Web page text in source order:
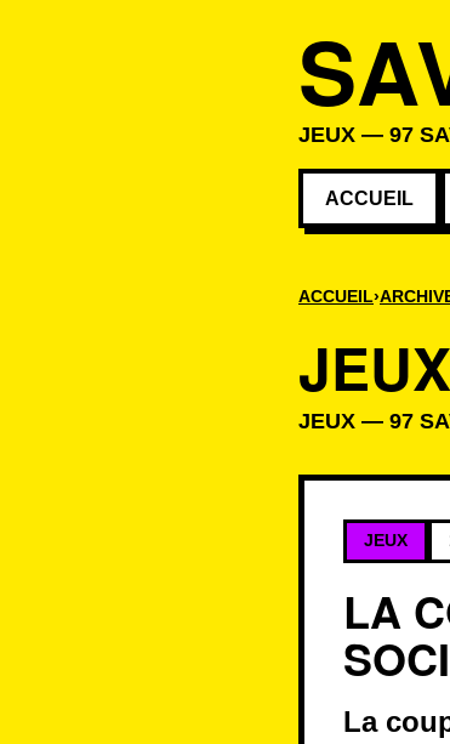
JEUX — 97
ACCUEIL
ACCUEIL
JEUX
JEUX — 97
Savoirs
JEUX
LA
La